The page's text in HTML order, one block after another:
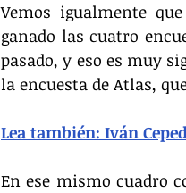
Vemos igualmente
ganado las cuatro
pasado, y eso es muy
la encuesta de Atlas,
Lea también: Iván
En ese mismo cuadro